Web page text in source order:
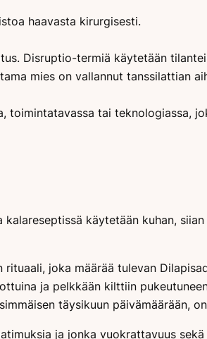
haavasta kirurgisesti.
. Disruptio-termiä käytetään
mies on vallannut tanssilattian
toimintatavassa tai teknologiassa,
käytetään kuhan,
joka määrää tulevan
ja pelkkään kilttiin
täysikuun päivämäärään,
ja jonka vuokrattavuus